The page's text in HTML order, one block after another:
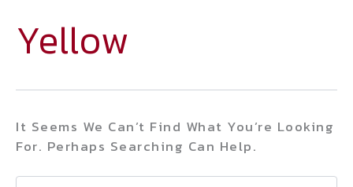
Yellow
It Seems We Can’t Find What You’re Looking
For. Perhaps Searching Can Help.